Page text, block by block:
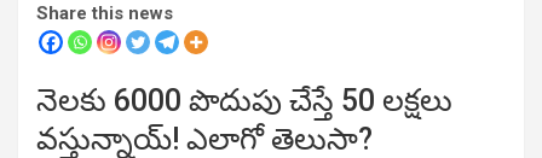
Share this news
నెలకు 6000 పొదుపు చేస్తే 50 లక్షలు
వస్తున్నాయ్! ఎలాగో తెలుసా?